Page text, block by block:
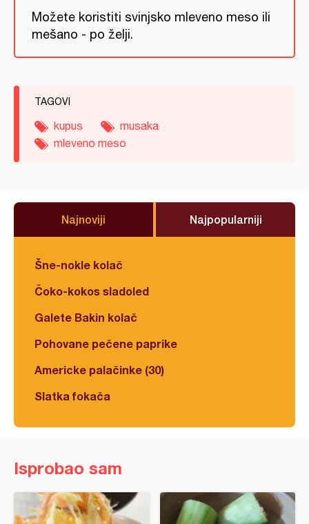
Možete koristiti svinjsko mleveno meso ili
mešano - po želji.
TAGOVI
kupus
musaka
mleveno meso
Najnoviji Najpopularniji
Šne-nokle kolač
Čoko-kokos sladoled
Galete Bakin kolač
Pohovane pečene paprike
Americke palačinke (30)
Slatka fokača
Isprobao sam